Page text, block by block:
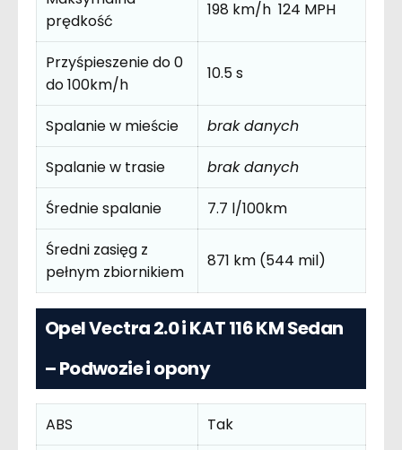
prędkość
198 km/h 124 MPH
Przyśpieszenie do 0
do 100km/h
10.5 s
Spalanie w mieście
brak danych
Spalanie w trasie
brak danych
Średnie spalanie
7.7 l/100km
Średni zasięg z
pełnym zbiornikiem
871 km (544 mil)
Opel Vectra 2.0 i KAT 116 KM Sedan
– Podwozie i opony
ABS Tak